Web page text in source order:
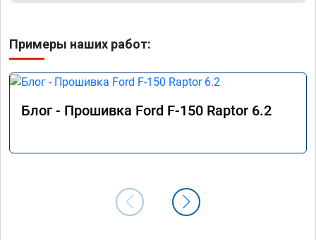
Примеры наших работ:
Блог - Прошивка Ford F-150 Raptor 6.2